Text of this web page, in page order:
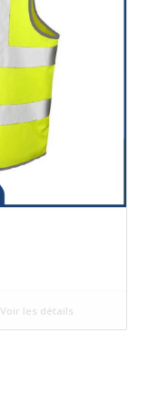
Voir les détails